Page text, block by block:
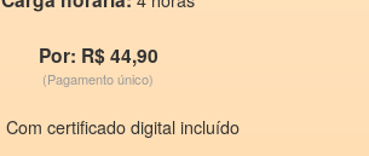
Por: R$ 44,90
(Pagamento único)
Com certificado digital incluído